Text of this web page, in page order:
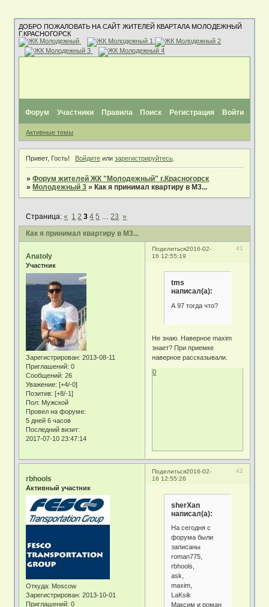
ДОБРО ПОЖАЛОВАТЬ НА САЙТ ЖИТЕЛЕЙ КВАРТАЛА МОЛОДЕЖНЫЙ
Г.КРАСНОГОРСК
Форум Участники Правила Поиск Регистрация Войти
Активные темы
Привет, Гость! Войдитеили зарегистрируйтесь.
»Форум жителей ЖК "Молодежный" г.Красногорск
» Молодежный 3 » Как я принимал квартиру в М3...
Как я принимал квартиру в М3...
Страница:« 1 2 3 4 5 23 »
Поделиться 41
2016-02-
16 12:55:19
Anatoly
Участник
Зарегистрирован: 2013-08-11
Приглашений: 0
Сообщений: 26
Уважение: [+4/-0]
Позитив: [+8/-1]
Пол: Мужской
Провел на форуме:
5 дней 6 часов
Последний визит:
2017-07-10 23:47:14
tms
написал(а):
А 97 тогда что?
Не знаю. Наверное maxim
знает? При приемке
наверное рассказывали.
0
Поделиться 42
2016-02-
16 12:55:26
rbhools
Активный участник
Откуда: Moscow
Зарегистрирован: 2013-10-01
Приглашений: 0
sherXan
написал(а):
На сегодня с
форума были
записаны
roman775,
rbhools,
ask,
maxim,
LaKsik
Максим и роман